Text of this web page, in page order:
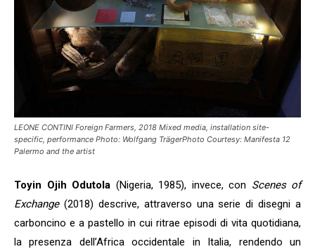
LEONE CONTINI Foreign Farmers, 2018 Mixed media, installation site-
specific, performance Photo: Wolfgang TrägerPhoto Courtesy: Manifesta 12
Palermo and the artist
Toyin Ojih Odutola (Nigeria, 1985), invece, con Scenes of
Exchange (2018) descrive, attraverso una serie di disegni a
carboncino e a pastello in cui ritrae episodi di vita quotidiana,
la presenza dell’Africa occidentale in Italia, rendendo un